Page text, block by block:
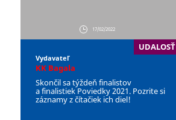
17/02/2022
UDALOSŤ
Vydavateľ
KK Bagala
Skončil sa týždeň finalistov
a finalistiek Poviedky 2021. Pozrite si
záznamy z čítačiek ich diel!